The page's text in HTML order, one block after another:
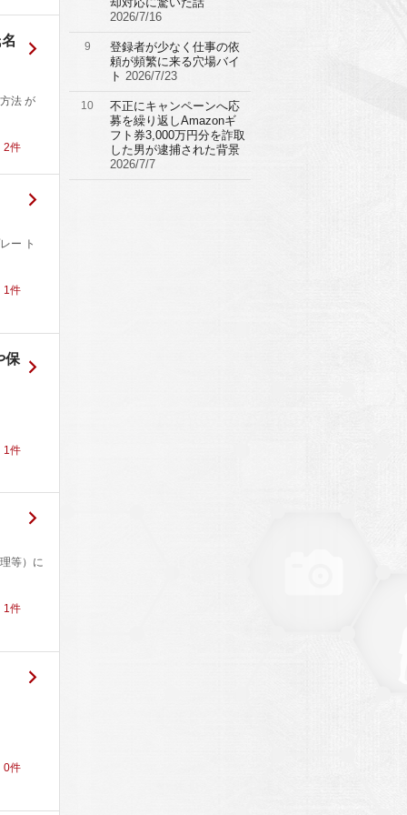
法 が
2件
ー ト
1件
保
1件
等）に
1件
0件
2026/7/16
9
登録者が少なく仕事の依
頼が頻繁に来る穴場バイ
ト 2026/7/23
10
不正にキャンペーンへ応
募を繰り返しAmazonギ
フト券3,000万円分を詐取
した男が逮捕された背景
2026/7/7